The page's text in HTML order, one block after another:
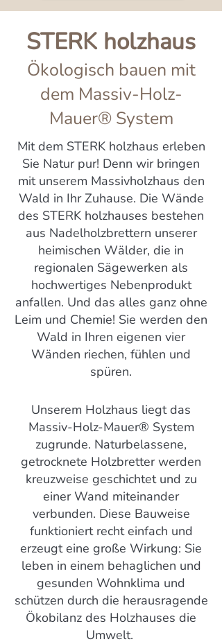
STERK holzhaus
Ökologisch bauen mit
dem Massiv-Holz-
Mauer® System
Mit dem STERK holzhaus erleben
Sie Natur pur! Denn wir bringen
mit unserem Massivholzhaus den
Wald in Ihr Zuhause. Die Wände
des STERK holzhauses bestehen
aus Nadelholzbrettern unserer
heimischen Wälder, die in
regionalen Sägewerken als
hochwertiges Nebenprodukt
anfallen. Und das alles ganz ohne
Leim und Chemie! Sie werden den
Wald in Ihren eigenen vier
Wänden riechen, fühlen und
spüren.
Unserem Holzhaus liegt das
Massiv-Holz-Mauer® System
zugrunde. Naturbelassene,
getrocknete Holzbretter werden
kreuzweise geschichtet und zu
einer Wand miteinander
verbunden. Diese Bauweise
funktioniert recht einfach und
erzeugt eine große Wirkung: Sie
leben in einem behaglichen und
gesunden Wohnklima und
schützen durch die herausragende
Ökobilanz des Holzhauses die
Umwelt.